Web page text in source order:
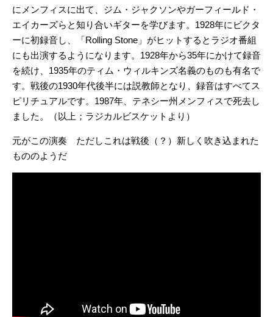
にメンフィスに出て、ジム・ジャクソンやガーフィールド・
エイカーズらと知り合いギターを学びます。1928年にビクタ
ーに初録音し、「Rolling Stone」がヒットするとラジオ番組
にも出演するようになります。1928年から35年にかけて録音
を続け、1935年のティム・ウィルキンズ名義のものも有名で
す。戦後の1930年代後半には説教師となり、録音はすべてス
ピリチュアルです。1987年、テネシー州メンフィスで死去し
ました。（以上；ラジカルビスケットより）
元がこの演奏 ただしこれは戦後（？）新しく吹き込まれた
もののようだ